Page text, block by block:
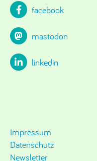
facebook
mastodon
linkedin
Impressum
Datenschutz
Newsletter